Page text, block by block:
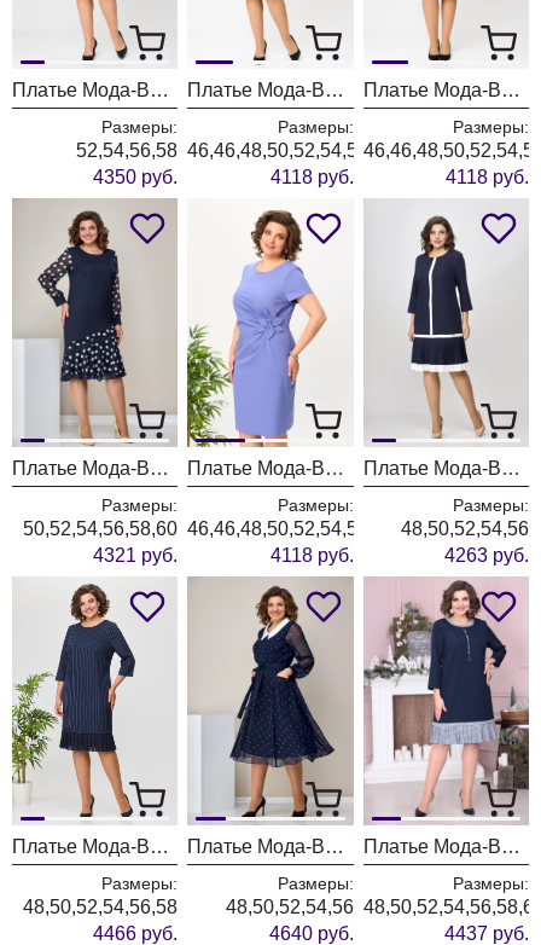
Платье Мода-Версаль 2104 черный
Размеры:
52,54,56,58
4350 руб.
Платье Мода-Версаль 1462 черный
Размеры:
46,46,48,50,52,54,56,58
4118 руб.
Платье Мода-Версаль 1462 т.синий
Размеры:
4118 руб.
Платье Мода-Версаль 2211 т.синий
Размеры:
50,52,54,56,58,60
4321 руб.
Платье Мода-Версаль 1462 лавандовый
Размеры:
46,46,48,50,52,54,56,58
4118 руб.
Платье Мода-Версаль 2430 темно синий
Размеры:
48,50,52,54,56
4263 руб.
Платье Мода-Версаль 2450 т.синий
Размеры:
48,50,52,54,56,58
4466 руб.
Платье Мода-Версаль 2399 т.синий горох
Размеры:
48,50,52,54,56
4640 руб.
Платье Мода-Версаль 2365 т.синий
Размеры:
4437 руб.